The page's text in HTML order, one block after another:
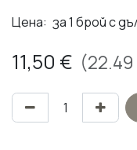
Цена: за 1 брой с
11,50 € (22.49